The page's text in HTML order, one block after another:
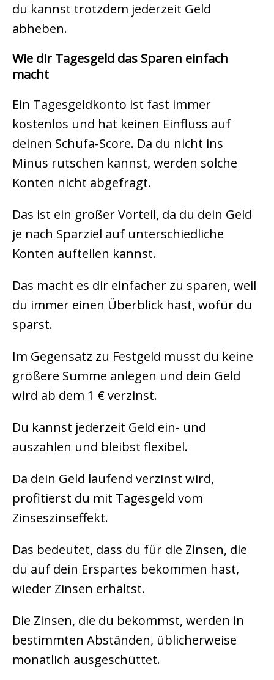
du kannst trotzdem jederzeit Geld
abheben.
Wie dir Tagesgeld das Sparen einfach
macht
Ein Tagesgeldkonto ist fast immer
kostenlos und hat keinen Einfluss auf
deinen Schufa-Score. Da du nicht ins
Minus rutschen kannst, werden solche
Konten nicht abgefragt.
Das ist ein großer Vorteil, da du dein Geld
je nach Sparziel auf unterschiedliche
Konten aufteilen kannst.
Das macht es dir einfacher zu sparen, weil
du immer einen Überblick hast, wofür du
sparst.
Im Gegensatz zu Festgeld musst du keine
größere Summe anlegen und dein Geld
wird ab dem 1 € verzinst.
Du kannst jederzeit Geld ein- und
auszahlen und bleibst flexibel.
Da dein Geld laufend verzinst wird,
profitierst du mit Tagesgeld vom
Zinseszinseffekt.
Das bedeutet, dass du für die Zinsen, die
du auf dein Erspartes bekommen hast,
wieder Zinsen erhältst.
Die Zinsen, die du bekommst, werden in
bestimmten Abständen, üblicherweise
monatlich ausgeschüttet.